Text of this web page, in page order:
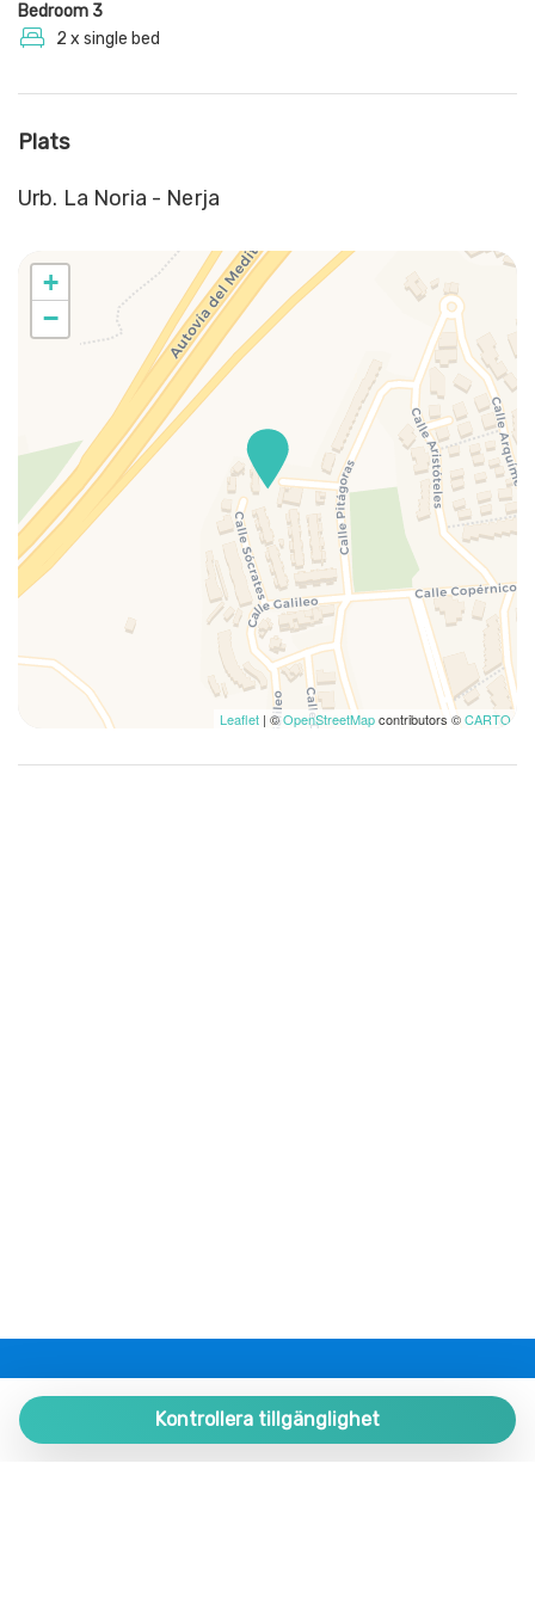
Vid vistelser med fler än 6 personer har du tillgång till hela
Bedroom 3
2 x single bed
Plats
Urb. La Noria - Nerja
+
−
Leaflet | ©OpenStreetMapcontributors ©CARTO
Kontrollera tillgänglighet
Plaza de España 9, Portal 1, Local 2
29780 Nerja. Málaga. SPAIN.